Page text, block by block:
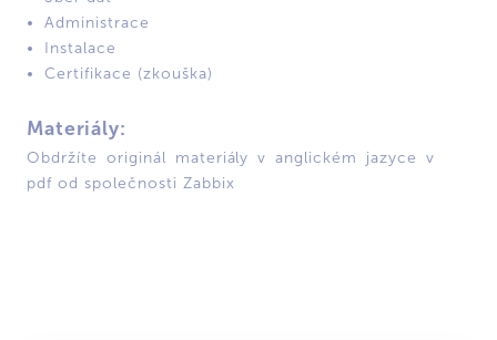
Administrace
Instalace
Certifikace (zkouška)
Materiály:
Obdržíte originál materiály v anglickém jazyce v
pdf od společnosti Zabbix